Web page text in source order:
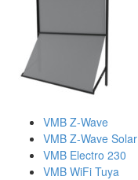
VMB Z-Wave
VMB Z-Wave Solar
VMB Electro 230
VMB WiFi Tuya